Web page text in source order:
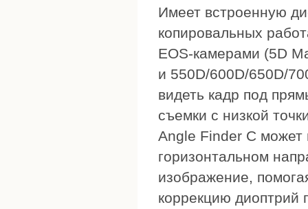
Имеет встроенную
копировальных
EOS-камерами (5D
и 550D/600D/650D/
видеть кадр под
съемки с низкой
Angle Finder C может
горизонтальном
изображение,
коррекцию диоптрий